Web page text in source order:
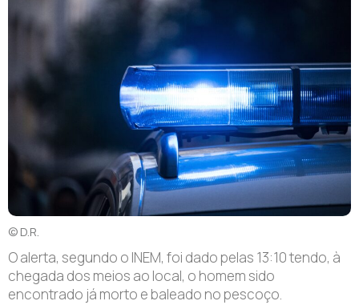
© D.R.
O alerta, segundo o INEM, foi dado pelas 13:10 tendo, à
chegada dos meios ao local, o homem sido
encontrado já morto e baleado no pescoço.